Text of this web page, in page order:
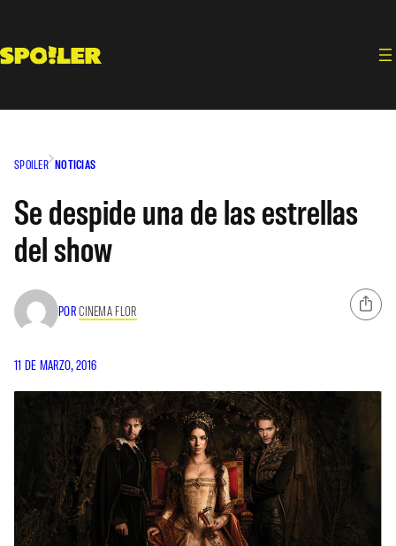
contenido
SPOILER NOTICIAS
Se despide una de las estrellas
del show
PORCINEMA FLOR
11 DE MARZO, 2016